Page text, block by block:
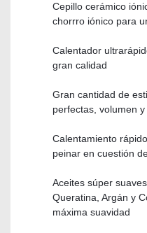
Cepillo cerámico
chorrro iónico para
Calentador
gran calidad
Gran cantidad de
perfectas, volumen
Calentamiento
peinar en cuestión
Aceites súper
Queratina, Argán y
máxima suavidad